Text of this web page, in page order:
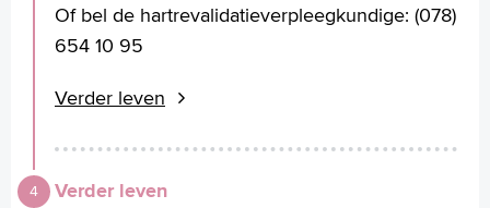
Of bel de hartrevalidatieverpleegkundige: (078)
654 10 95
Verder leven
Verder leven